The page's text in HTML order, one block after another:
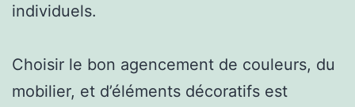
individuels.
Choisir le bon agencement de couleurs, du
mobilier, et d’éléments décoratifs est